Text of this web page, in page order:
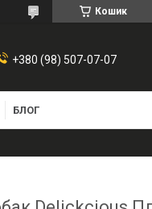
Кошик
+380 (98) 507-07-07
БЛОГ